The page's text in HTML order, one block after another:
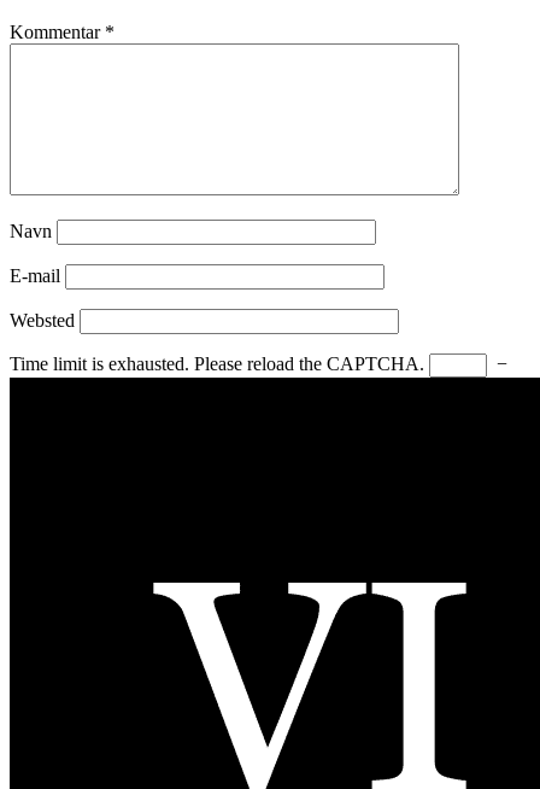
Kommentar *
Navn
E-mail
Websted
Time limit is exhausted. Please reload the CAPTCHA. −